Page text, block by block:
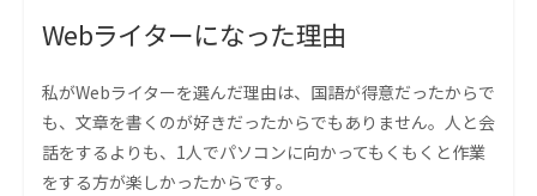
Webライターになった理由
私がWebライターを選んだ理由は、国語が得意だったからで
も、文章を書くのが好きだったからでもありません。人と会
話をするよりも、1人でパソコンに向かってもくもくと作業
をする方が楽しかったからです。